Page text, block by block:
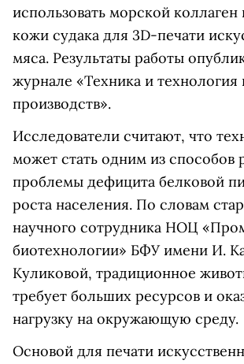
использовать морской коллаген
кожи судака для 3D-печати
мяса. Результаты работы
журнале «Техника и
производств».
Исследователи считают, что
может стать одним из способов
проблемы дефицита белковой
роста населения. По словам
научного сотрудника НОЦ
биотехнологии» БФУ имени И.
Куликовой, традиционное
требует больших ресурсов и
нагрузку на окружающую среду.
Основой для печати